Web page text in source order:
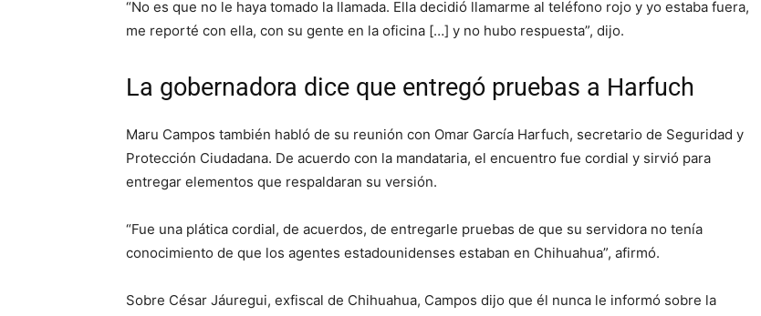
“No es que no le haya tomado la llamada. Ella decidió llamarme al teléfono rojo y yo estaba fuera,
me reporté con ella, con su gente en la oficina […] y no hubo respuesta”, dijo.
La gobernadora dice que entregó pruebas a Harfuch
Maru Campos también habló de su reunión con Omar García Harfuch, secretario de Seguridad y
Protección Ciudadana. De acuerdo con la mandataria, el encuentro fue cordial y sirvió para
entregar elementos que respaldaran su versión.
“Fue una plática cordial, de acuerdos, de entregarle pruebas de que su servidora no tenía
conocimiento de que los agentes estadounidenses estaban en Chihuahua”, afirmó.
Sobre César Jáuregui, exfiscal de Chihuahua, Campos dijo que él nunca le informó sobre la